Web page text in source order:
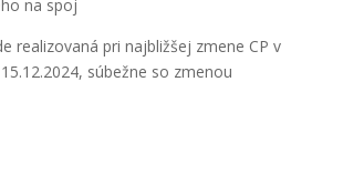
na spoj
realizovaná pri najbližšej zmene CP v
súbežne so zmenou